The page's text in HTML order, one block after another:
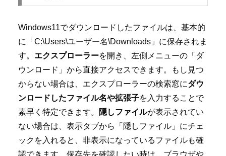
Windows11でダウンロードしたファイルは、基本的
に「C:\Users\ユーザー名\Downloads」に保存されま
す。 エクスプローラーを開き、左側メニューの「ダ
ウンロード」から直接アクセスできます。もし見つ
からない場合は、エクスプローラーの検索窓にダウ
ンロードしたファイル名や拡張子を入力することで
素早く特定できます。
隠しファイルが表示されてい
ない場合は、表示タブから「隠しファイル」にチェ
ックを入れると、非表示になっているファイルも確
認できます。保存先を確認したい時は、ブラウザや